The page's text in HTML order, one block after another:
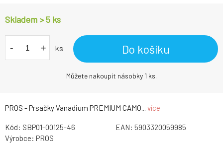
PROS - Prsačky Vanadium PREMIUM CAMO... více
Skladem > 5 ks
- + ks Do košíku
Můžete nakoupit násobky 1 ks.
Kód: SBP01-00125-46 EAN: 5903320059985
Výrobce: PROS